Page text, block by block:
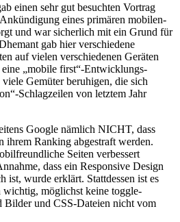
einen sehr gut besuchten Vortrag
eines primären mobilen-
und war sicherlich mit ein Grund für
gab hier verschiedene
auf vielen verschiedenen Geräten
„mobile first“-Entwicklungs-
Gemüter beruhigen, die sich
Schlagzeilen von letztem Jahr
Google nämlich NICHT, dass
ihrem Ranking abgestraft werden.
Seiten verbessert
dass ein Responsive Design
ist, wurde erklärt. Stattdessen ist es
wichtig, möglichst keine toggle-
Bilder und CSS-Dateien nicht vom